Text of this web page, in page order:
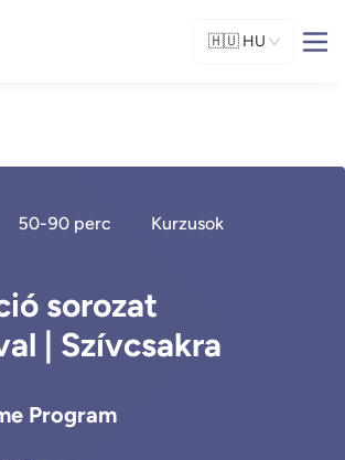
🇭🇺 HU
50-90 perc
Kurzusok
sorozat
| Szívcsakra
Program